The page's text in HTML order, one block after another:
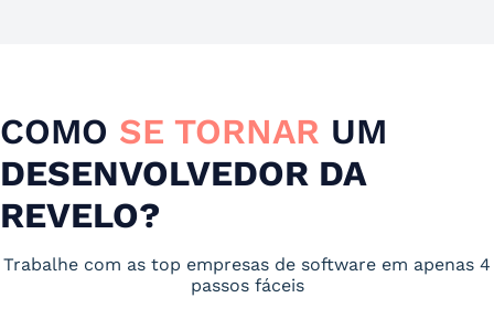
COMO SE TORNAR UM
DESENVOLVEDOR DA
REVELO?
Trabalhe com as top empresas de software em apenas 4
passos fáceis